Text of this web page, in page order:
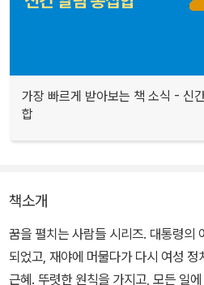
가장 빠르게 받아보는 책 소식 - 신
합
책소개
꿈을 펼치는 사람들 시리즈. 대통령의
되었고, 재야에 머물다가 다시 여성
근혜. 뚜렷한 원칙을 가지고, 모든 일